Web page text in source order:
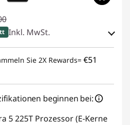
Inkl. MwSt.
191,84
Sie 2X Rewards= €51
beginnen bei:
5 225T Prozessor (E-Kerne